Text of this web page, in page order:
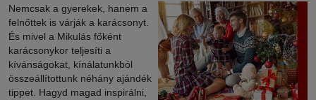
Nemcsak a gyerekek, hanem a
felnőttek is várják a karácsonyt.
És mivel a Mikulás főként
karácsonykor teljesíti a
kívánságokat, kínálatunkból
összeállítottunk néhány ajándék
tippet. Hagyd magad inspirálni,